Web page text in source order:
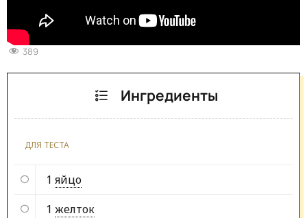
389
Ингредиенты
ДЛЯ ТЕСТА
1 яйцо
1 желток